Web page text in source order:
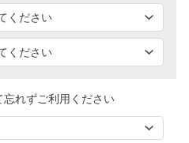
れずご利用ください